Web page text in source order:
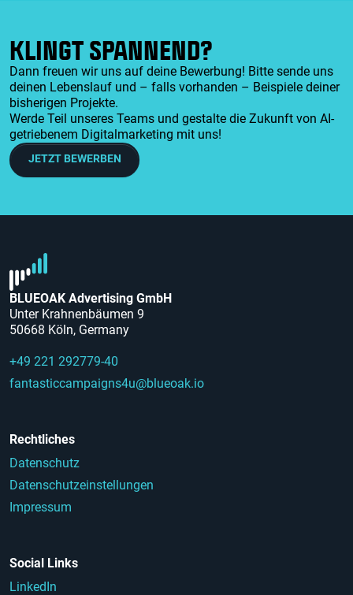
KLINGT SPANNEND?
Dann freuen wir uns auf deine Bewerbung! Bitte sende uns
deinen Lebenslauf und – falls vorhanden – Beispiele deiner
bisherigen Projekte.
Werde Teil unseres Teams und gestalte die Zukunft von AI-
getriebenem Digitalmarketing mit uns!
JETZT BEWERBEN
BLUEOAK Advertising GmbH
Unter Krahnenbäumen 9
50668 Köln, Germany
+49 221 292779-40
fantasticcampaigns4u@blueoak.io
Rechtliches
Datenschutz
Datenschutzeinstellungen
Impressum
Social Links
LinkedIn